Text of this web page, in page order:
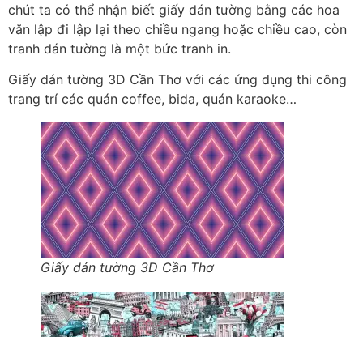
chút ta có thể nhận biết giấy dán tường bằng các hoa
văn lập đi lập lại theo chiều ngang hoặc chiều cao, còn
tranh dán tường là một bức tranh in.
Giấy dán tường 3D Cần Thơ với các ứng dụng thi công
trang trí các quán coffee, bida, quán karaoke…
Giấy dán tường 3D Cần Thơ